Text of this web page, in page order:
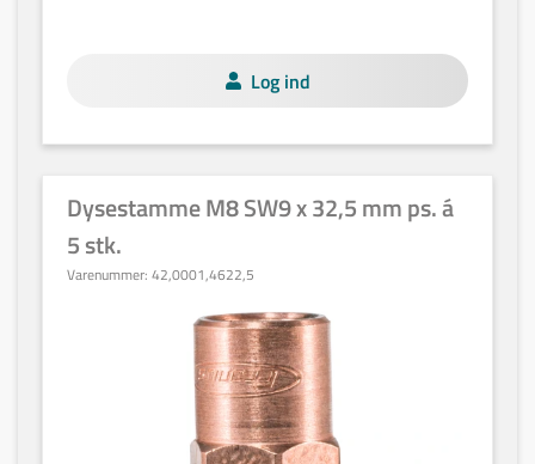
Log ind
Dysestamme M8 SW9 x 32,5 mm ps. á
5 stk.
Varenummer: 42,0001,4622,5